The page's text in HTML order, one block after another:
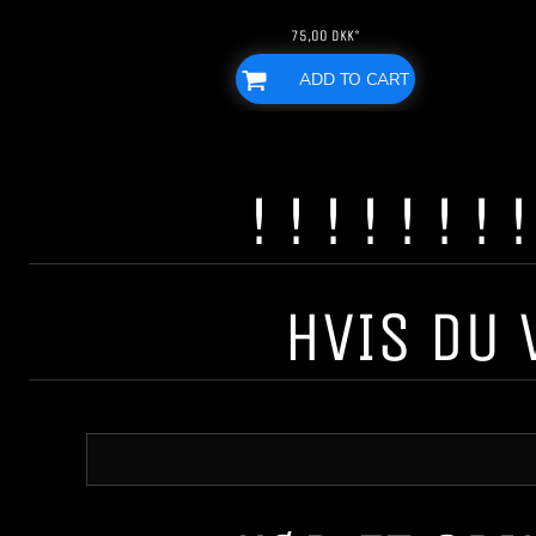
75,00 DKK*
ADD TO CART
! ! ! ! ! ! ! !
HVIS DU